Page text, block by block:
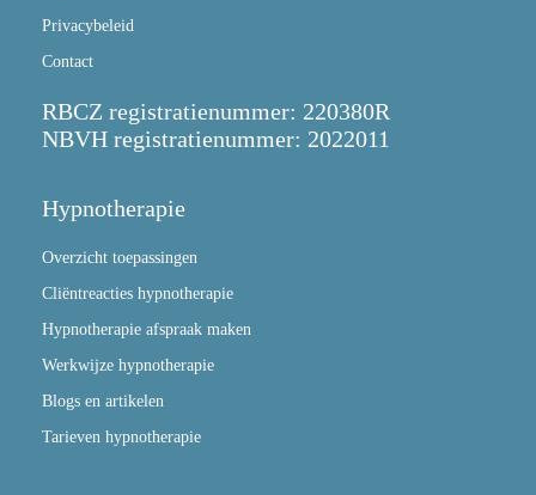
Privacybeleid
Contact
RBCZ registratienummer: 220380R
NBVH registratienummer: 2022011
Hypnotherapie
Overzicht toepassingen
Cliëntreacties hypnotherapie
Hypnotherapie afspraak maken
Werkwijze hypnotherapie
Blogs en artikelen
Tarieven hypnotherapie